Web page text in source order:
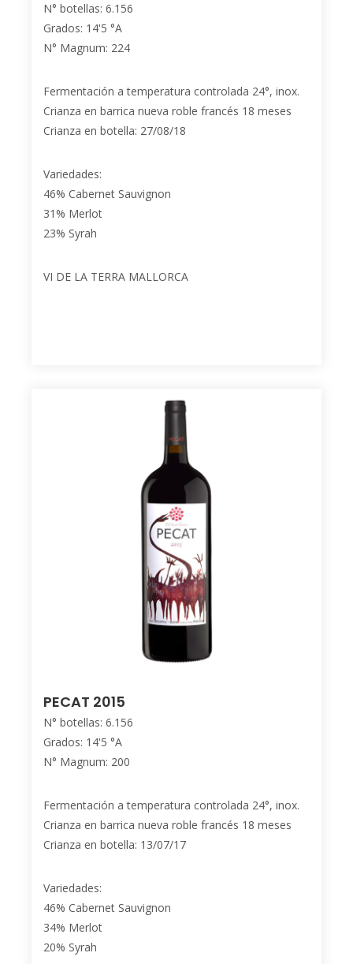
N° botellas: 6.156
Grados: 14'5 °A
N° Magnum: 224
Fermentación a temperatura controlada 24°, inox.
Crianza en barrica nueva roble francés 18 meses
Crianza en botella: 27/08/18
Variedades:
46% Cabernet Sauvignon
31% Merlot
23% Syrah
VI DE LA TERRA MALLORCA
PECAT 2015
N° botellas: 6.156
Grados: 14'5 °A
N° Magnum: 200
Fermentación a temperatura controlada 24°, inox.
Crianza en barrica nueva roble francés 18 meses
Crianza en botella: 13/07/17
Variedades:
46% Cabernet Sauvignon
34% Merlot
20% Syrah